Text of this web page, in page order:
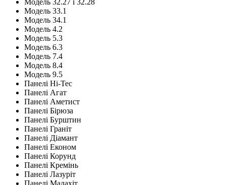
Модель 32.27 і 32.28
Модель 33.1
Модель 34.1
Модель 4.2
Модель 5.3
Модель 6.3
Модель 7.4
Модель 8.4
Модель 9.5
Панелі Hi-Tec
Панелі Агат
Панелі Аметист
Панелі Бірюза
Панелі Бурштин
Панелі Граніт
Панелі Діамант
Панелі Економ
Панелі Корунд
Панелі Кремінь
Панелі Лазуріт
Панелі Малахіт